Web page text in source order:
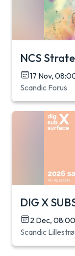
NCS
17 Nov,
Scandic Forus
DIG X
2 Dec,
Scandic